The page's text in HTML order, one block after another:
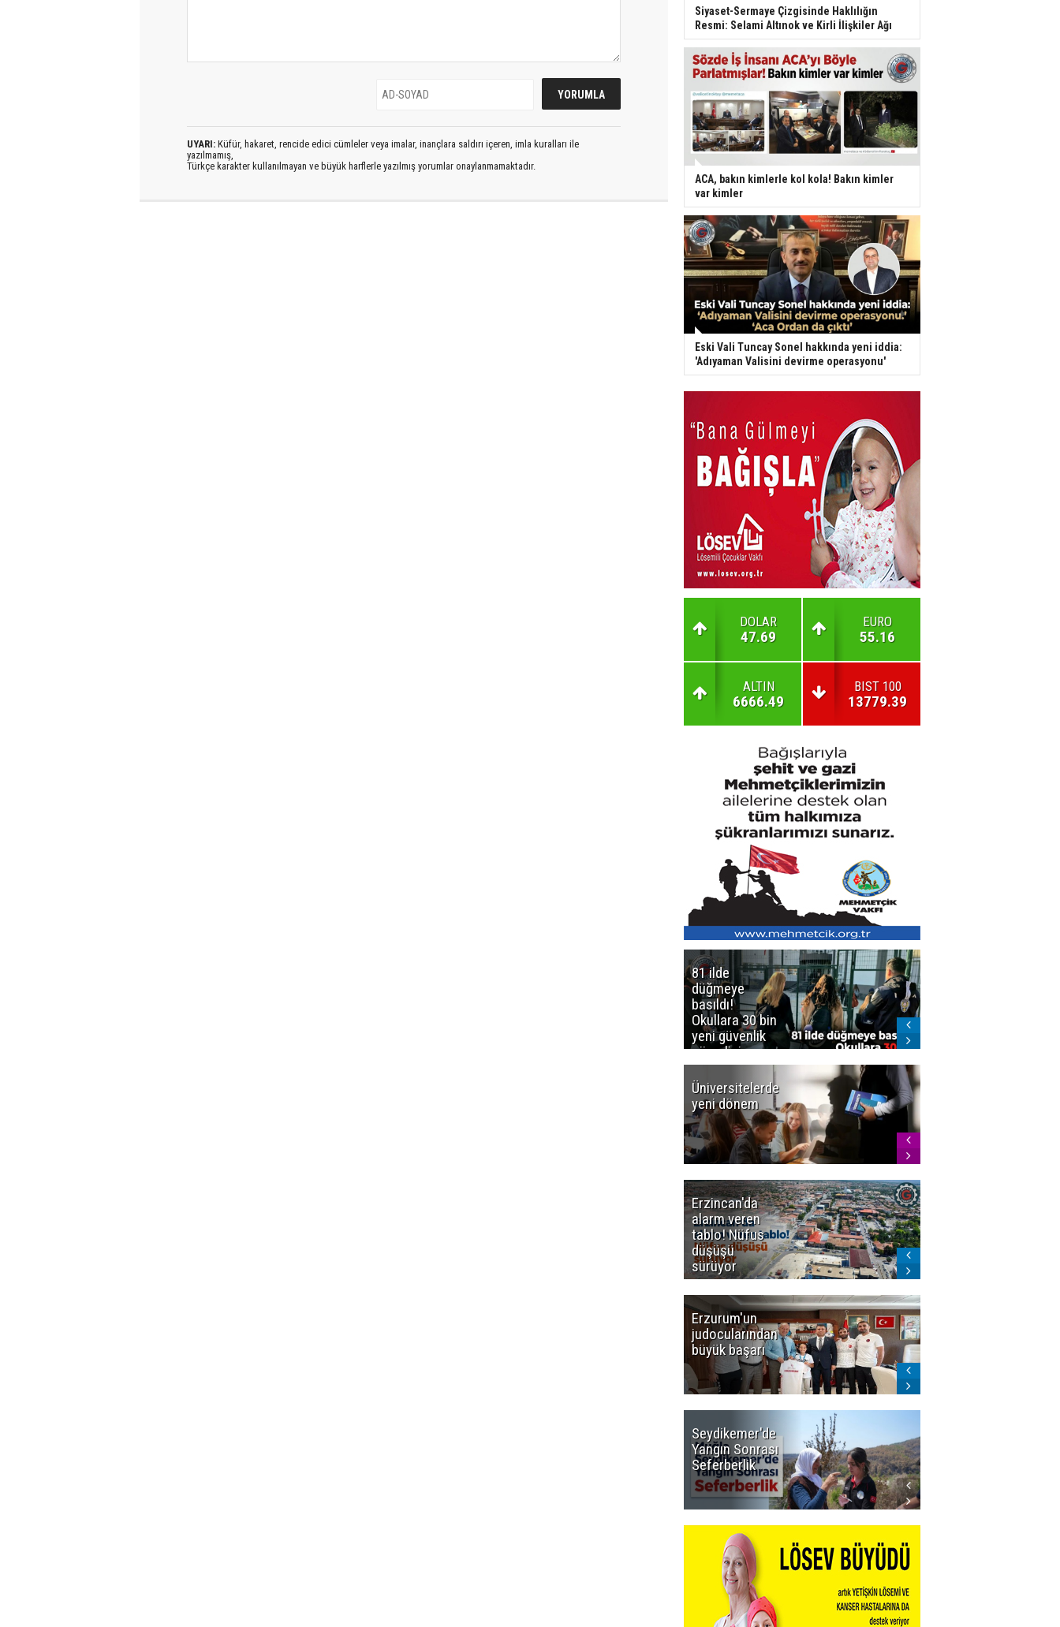
UYARI: Küfür, hakaret, rencide edici cümleler veya imalar, inançlara saldırı içeren, imla kuralları ile
yazılmamış,
Türkçe karakter kullanılmayan ve büyük harflerle yazılmış yorumlar onaylanmamaktadır.
Siyaset-Sermaye Çizgisinde Haklılığın
Resmi: Selami Altınok ve Kirli İlişkiler Ağı
ACA, bakın kimlerle kol kola! Bakın kimler
var kimler
Eski Vali Tuncay Sonel hakkında yeni iddia:
'Adıyaman Valisini devirme operasyonu'
DOLAR
47.69
EURO
55.16
ALTIN
6666.49
BIST 100
13779.39
81 ilde
düğmeye
basıldı!
Okullara 30 bin
yeni güvenlik
görevlisi
Üniversitelerde
yeni dönem
Erzincan'da
alarm veren
tablo! Nüfus
düşüşü
sürüyor
Erzurum'un
judocularından
büyük başarı
Seydikemer'de
Yangın Sonrası
Seferberlik